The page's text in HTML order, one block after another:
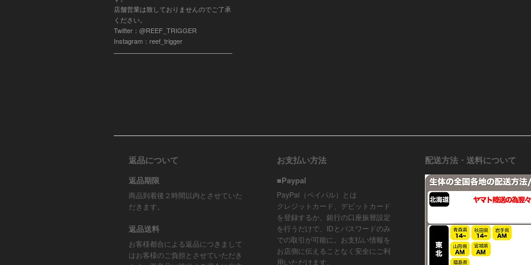
店舗営業は致しておりませんのでご了承
ください。
Twitter：@REEF_TRIGGER
Instagram：reef_trigger
返品について
返品期限
商品到着後２時間以内とさせていた
だきます。
返品送料
お客様都合による返品につきまして
はお客様のご負担とさせていただき
お支払い方法
■Paypal
PayPal（ペイパル）とは
クレジットカード、デビットカード
を登録するか、銀行の口座振替設定
を行うだけで、IDとパスワードのみ
での取引が可能に。お支払い情報を
お店側に伝えることなく安全にご利
用いただけます。
配送方法・送料について